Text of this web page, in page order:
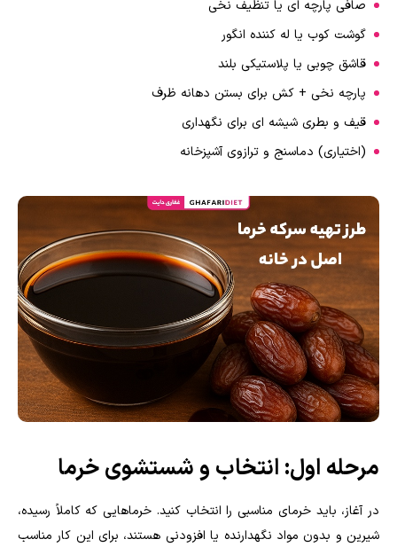
صافی پارچه ای یا تنظیف نخی
گوشت کوب یا له کننده انگور
قاشق چوبی یا پلاستیکی بلند
پارچه نخی + کش برای بستن دهانه ظرف
قیف و بطری شیشه ای برای نگهداری
(اختیاری) دماسنج و ترازوی آشپزخانه
مرحله اول: انتخاب و شستشوی خرما
در آغاز، باید خرمای مناسبی را انتخاب کنید. خرماهایی که کاملاً رسیده،
شیرین و بدون مواد نگهدارنده یا افزودنی هستند، برای این کار مناسب